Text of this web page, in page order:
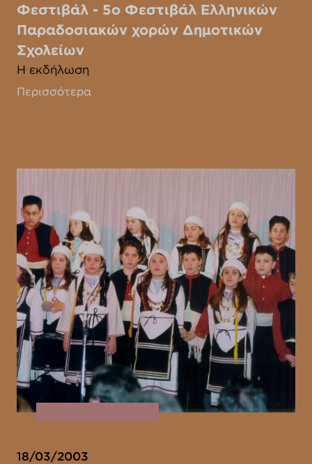
Φεστιβάλ - 5ο Φεστιβάλ Ελληνικών
Παραδοσιακών χορών Δημοτικών
Σχολείων
Η εκδήλωση
Περισσότερα
18/03/2003